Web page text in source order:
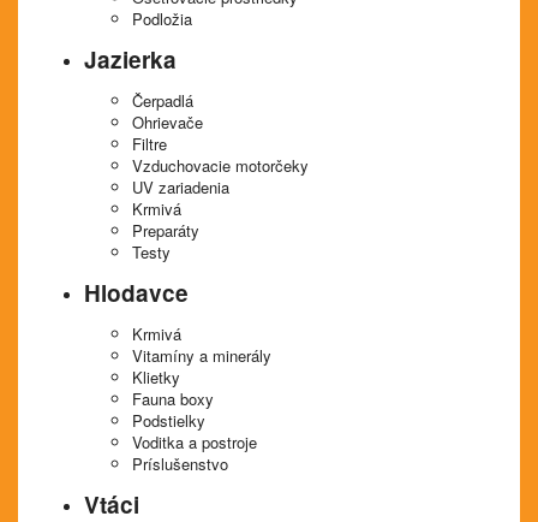
Podložia
Jazierka
Čerpadlá
Ohrievače
Filtre
Vzduchovacie motorčeky
UV zariadenia
Krmivá
Preparáty
Testy
Hlodavce
Krmivá
Vitamíny a minerály
Klietky
Fauna boxy
Podstielky
Voditka a postroje
Príslušenstvo
Vtáci